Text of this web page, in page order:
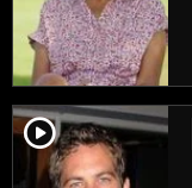
player2